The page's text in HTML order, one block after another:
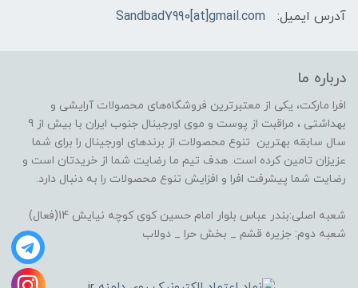
آدرس ایمیل:
Sandbad7990[at]gmail.com
درباره ما
افرا مارکت، یکی از معتبرترین فروشگاه‌های محصولات آرایشی و
بهداشتی ، مراقبت از پوست و موی اورجینال جنوب ایران با بیش از 9
سال سابقه بهترین تنوع محصولات از برندهای اورجینال را برای شما
عزیزان تامین کرده است. هدف تیم ما رضایت شما از خریدتان است و
رضایت شما پیشرفت افرا و افزایش تنوع محصولات را به دنبال دارد.
شعبه اصلی:بندر عباس بلوار امام حسین کوی کوچه نیایش 14(فعال)
شعبه دوم: جزیره قشم _ بخش حرا _ دولاب